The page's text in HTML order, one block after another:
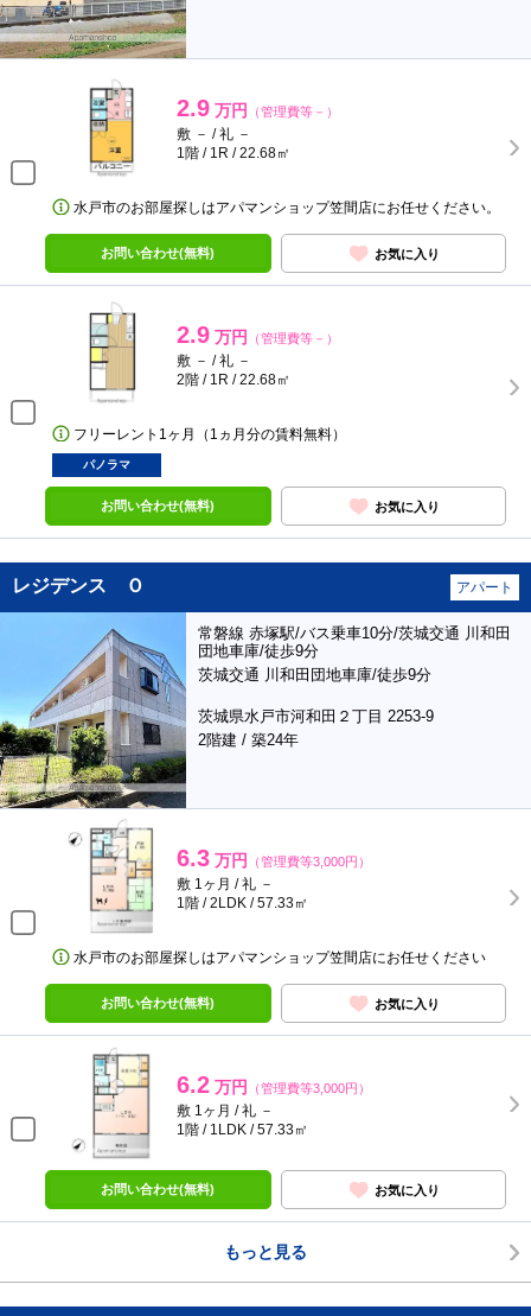
2.9 万円 （管理費等－）
敷 － / 礼 －
1階 / 1R / 22.68㎡
水戸市のお部屋探しはアパマンショップ笠間店にお任せください。
お問い合わせ(無料) お気に入り
2.9 万円 （管理費等－）
敷 － / 礼 －
2階 / 1R / 22.68㎡
フリーレント1ヶ月（1ヵ月分の賃料無料）
パノラマ
お問い合わせ(無料) お気に入り
レジデンス Ｏ アパート
常磐線 赤塚駅/バス乗車10分/茨城交通 川和田
団地車庫/徒歩9分
茨城交通 川和田団地車庫/徒歩9分
茨城県水戸市河和田２丁目 2253-9
2階建 / 築24年
6.3 万円 （管理費等3,000円）
敷 1ヶ月 / 礼 －
1階 / 2LDK / 57.33㎡
水戸市のお部屋探しはアパマンショップ笠間店にお任せください
お問い合わせ(無料) お気に入り
6.2 万円 （管理費等3,000円）
敷 1ヶ月 / 礼 －
1階 / 1LDK / 57.33㎡
お問い合わせ(無料) お気に入り
もっと見る